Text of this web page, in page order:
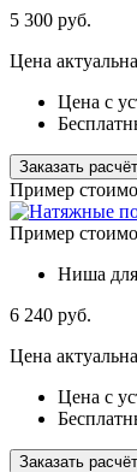
5 300 руб.
Цена
Цена с
Заказать расчёт
Пример
Пример
Ниша
6 240 руб.
Цена
Цена с
Заказать расчёт